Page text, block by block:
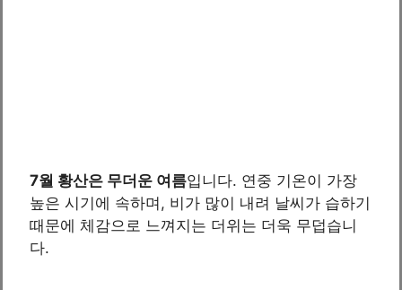
7월 황산은 무더운 여름입니다. 연중 기온이 가장
높은 시기에 속하며, 비가 많이 내려 날씨가 습하기
때문에 체감으로 느껴지는 더위는 더욱 무덥습니
다.